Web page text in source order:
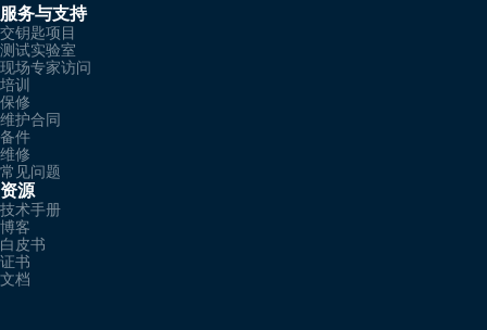
服务与支持
交钥匙项目
测试实验室
现场专家访问
培训
保修
维护合同
备件
维修
常见问题
资源
技术手册
博客
白皮书
证书
文档